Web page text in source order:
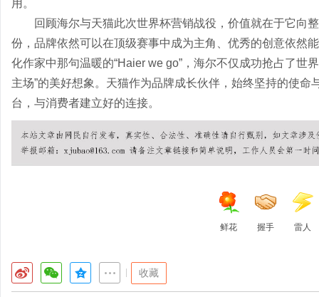
用。
回顾海尔与天猫此次世界杯营销战役，价值就在于它向
份，品牌依然可以在顶级赛事中成为主角、优秀的创意依然
化作家中那句温暖的“Haier we go”，海尔不仅成功抢占了世
主场”的美好想象。天猫作为品牌成长伙伴，始终坚持的使
台，与消费者建立好的连接。
鲜花 握手 雷人
收藏